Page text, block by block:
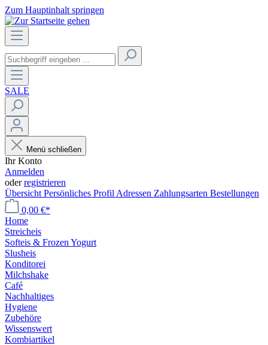
Zum Hauptinhalt springen
SALE
Menü schließen
Ihr Konto
Anmelden
oderregistrieren
Übersicht Persönliches Profil Adressen Zahlungsarten Bestellungen
0,00 €*
Home
Streicheis
Softeis & Frozen Yogurt
Slusheis
Konditorei
Milchshake
Café
Nachhaltiges
Hygiene
Zubehöre
Wissenswert
Kombiartikel